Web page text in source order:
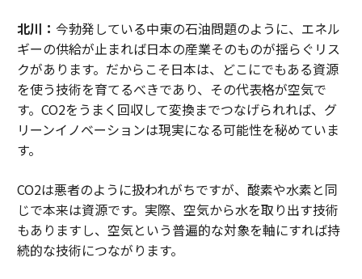
北川： 今勃発している中東の石油問題のように、エネル
ギーの供給が止まれば日本の産業そのものが揺らぐリス
クがあります。だからこそ日本は、どこにでもある資源
を使う技術を育てるべきであり、その代表格が空気で
す。CO2をうまく回収して変換までつなげられれば、グ
リーンイノベーションは現実になる可能性を秘めていま
す。
CO2は悪者のように扱われがちですが、酸素や水素と同
じで本来は資源です。実際、空気から水を取り出す技術
もありますし、空気という普遍的な対象を軸にすれば持
続的な技術につながります。